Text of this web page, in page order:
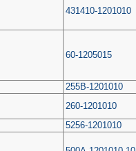
431410-1201010
60-1205015
255В-1201010
260-1201010
5256-1201010